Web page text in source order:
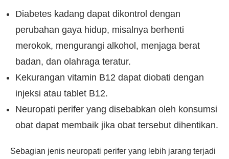
Diabetes kadang dapat dikontrol dengan
perubahan gaya hidup, misalnya berhenti
merokok, mengurangi alkohol, menjaga berat
badan, dan olahraga teratur.
Kekurangan vitamin B12 dapat diobati dengan
injeksi atau tablet B12.
Neuropati perifer yang disebabkan oleh konsumsi
obat dapat membaik jika obat tersebut dihentikan.
Sebagian jenis neuropati perifer yang lebih jarang terjadi